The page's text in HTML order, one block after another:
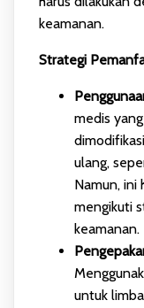
keamanan.
Strategi
medis
ulang,
Namun, ini
mengikuti
keamanan.
untuk